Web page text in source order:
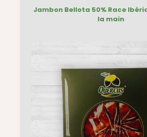
Jambon Bellota 50% Race
la main